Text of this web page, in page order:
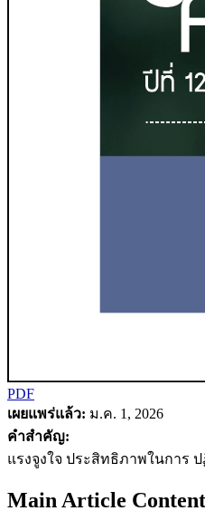
PDF
เผยแพร่แล้ว: ม.ค. 1, 2026
คำสำคัญ:
แรงจูงใจ ประสิทธิภาพในการ
Main Article Content